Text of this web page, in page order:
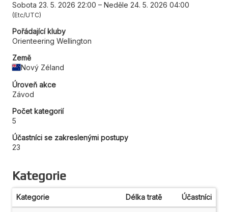
Sobota 23. 5. 2026 22:00 – Neděle 24. 5. 2026 04:00
Etc/UTC
Pořádající kluby
Orienteering Wellington
Země
Nový Zéland
Úroveň akce
Závod
Počet kategorií
5
Účastníci se zakreslenými postupy
23
Kategorie
Kategorie Délka tratě Účastníci